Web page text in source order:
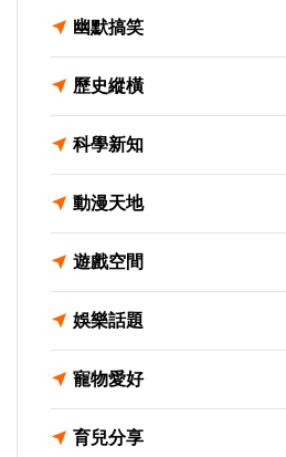
幽默搞笑
歷史縱橫
科學新知
動漫天地
遊戲空間
娛樂話題
寵物愛好
育兒分享